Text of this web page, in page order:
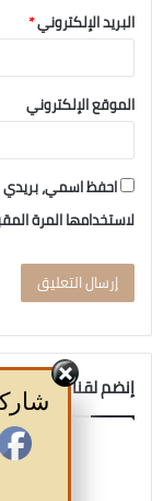
البريد الإلكتروني*
الموقع الإلكتروني
احفظ اسمي، بريدي
لاستخدامها المرة
إنضم لقناتنا